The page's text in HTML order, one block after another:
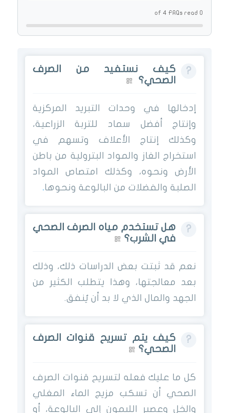
0 of 4 FAQs read
كيف نستفيد من الصرف
الصحي؟
إدخالها في وحدات التبريد المركزية
وإنتاج أفضل سماد للتربة الزراعية،
وكذلك إنتاج الأعلاف وتسهم في
استخراج الغاز والمواد البترولية من باطن
الأرض ونحوه، وكذلك امتصاص المواد
الصلبة والفضلات من البالوعة ونحوها.
هل تستخدم مياه الصرف الصحي
في الشرب؟
نعم قد ثبتت بعض الدراسات ذلك، وذلك
بعد معالجتها، وهذا يتطلب الكثير من
الجهد والمال الذي لا بد أن يُنفق.
كيف يتم تسريح قنوات الصرف
الصحي؟
كل ما عليك فعله لتسريح قنوات الصرف
الصحي أن تسكب مزيج الماء المغلي
والخل وعصير الليمون إلى البالوعة، أو